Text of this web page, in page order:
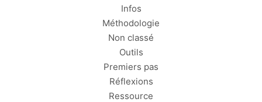
Infos
Méthodologie
Non classé
Outils
Premiers pas
Réflexions
Ressource